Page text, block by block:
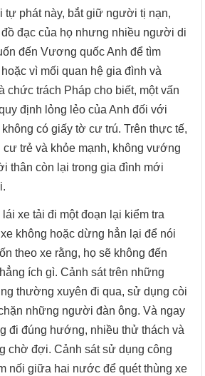
tự phát này, bắt giữ người tị nạn,
đạc của họ nhưng nhiều người di
đến Vương quốc Anh để tìm
vì mối quan hệ gia đình và
chức trách Pháp cho biết, một vấn
định lỏng lẻo của Anh đối với
có giấy tờ cư trú. Trên thực tế,
trẻ và khỏe mạnh, không vướng
thân còn lại trong gia đình mới
xe tải đi một đoạn lại kiểm tra
không hoặc dừng hẳn lại để nói
theo xe rằng, họ sẽ không đến
ích gì. Cảnh sát trên những
thường xuyên đi qua, sử dụng còi
những người đàn ông. Và ngay
đi đúng hướng, nhiều thử thách và
chờ đợi. Cảnh sát sử dụng công
nối giữa hai nước để quét thùng xe